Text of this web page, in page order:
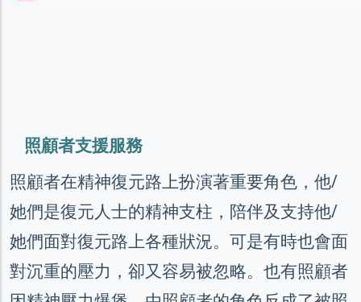
照顧者支援服務
照顧者在精神復元路上扮演著重要角色，他/
她們是復元人士的精神支柱，陪伴及支持他/
她們面對復元路上各種狀況。可是有時也會面
對沉重的壓力，卻又容易被忽略。也有照顧者